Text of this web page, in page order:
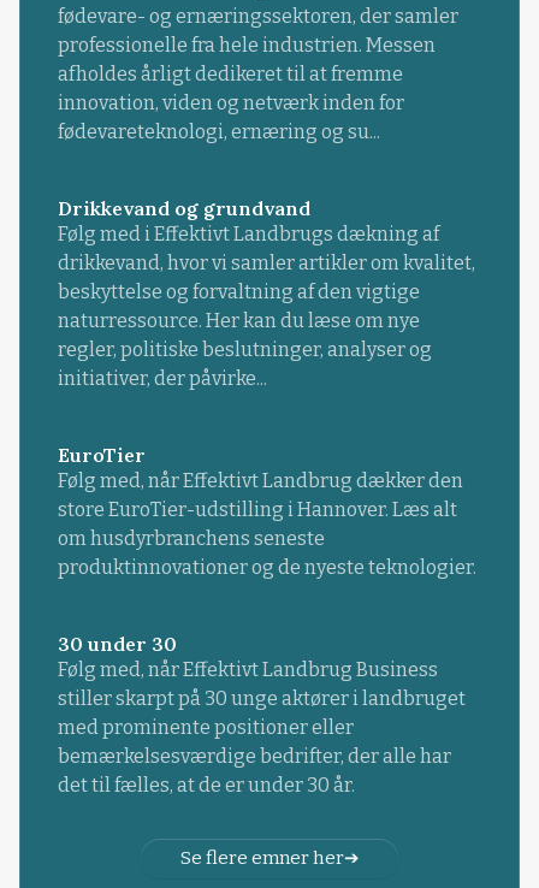
fødevare- og ernæringssektoren, der samler
professionelle fra hele industrien. Messen
afholdes årligt dedikeret til at fremme
innovation, viden og netværk inden for
fødevareteknologi, ernæring og su...
Drikkevand og grundvand
Følg med i Effektivt Landbrugs dækning af
drikkevand, hvor vi samler artikler om kvalitet,
beskyttelse og forvaltning af den vigtige
naturressource. Her kan du læse om nye
regler, politiske beslutninger, analyser og
initiativer, der påvirke...
EuroTier
Følg med, når Effektivt Landbrug dækker den
store EuroTier-udstilling i Hannover. Læs alt
om husdyrbranchens seneste
produktinnovationer og de nyeste teknologier.
30 under 30
Følg med, når Effektivt Landbrug Business
stiller skarpt på 30 unge aktører i landbruget
med prominente positioner eller
bemærkelsesværdige bedrifter, der alle har
det til fælles, at de er under 30 år.
Se flere emner her